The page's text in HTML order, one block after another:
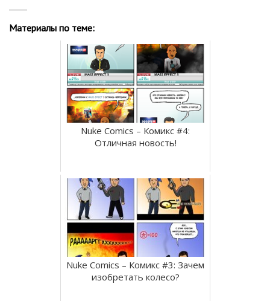
Материалы по теме:
Nuke Comics – Комикс #4:
Отличная новость!
Nuke Comics – Комикс #3: Зачем
изобретать колесо?